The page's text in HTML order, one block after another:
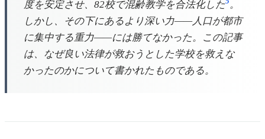
度を安定させ、82校で混齢教学を合法化した 。
しかし、その下にあるより深い力——人口が都市
に集中する重力——には勝てなかった。この記事
は、なぜ良い法律が救おうとした学校を救えな
かったのかについて書かれたものである。